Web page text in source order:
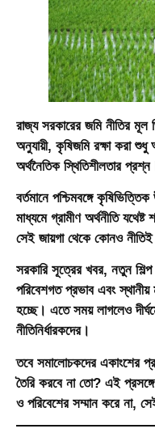
রাজ্য সরকারের জমি নীতির মূল
অনুযায়ী, কৃষিজমি রক্ষা করা
অর্থনৈতিক স্থিতিশীলতার
বর্তমানে পশ্চিমবঙ্গে
মাধ্যমে গ্রামীণ অর্থনীতি
সেই জায়গা থেকে কোনও
সরকারি সূত্রের খবর, নতুন
পরিবেশগত প্রভাব এবং
হচ্ছে। এতে সময় লাগলেও
নীতিনির্ধারকদের।
তবে সমালোচকদের একাংশের
তৈরি করবে না তো? এই
ও পরিবেশের সম্মান করে না,